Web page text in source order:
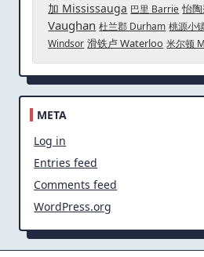
加 Mississauga 巴里 Barrie 怡
Vaughan 杜兰郡 Durham 桃源小
Windsor 滑铁卢 Waterloo 米尔顿
META
Log in
Entries feed
Comments feed
WordPress.org